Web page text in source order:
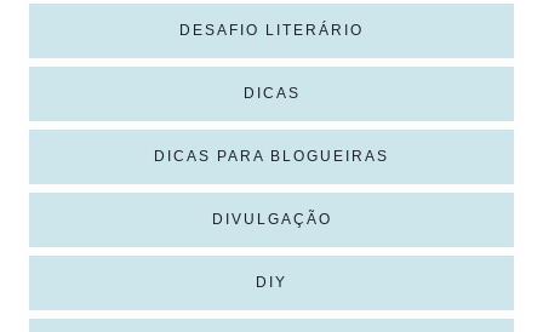
DESAFIO LITERÁRIO
DICAS
DICAS PARA BLOGUEIRAS
DIVULGAÇÃO
DIY